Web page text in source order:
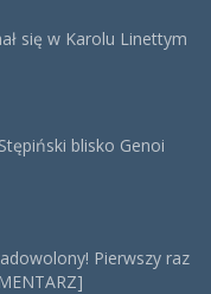
się w Karolu Linettym
blisko Genoi
Pierwszy raz